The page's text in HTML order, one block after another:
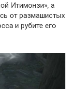
Итимонзи», а
от размашистых
и рубите его